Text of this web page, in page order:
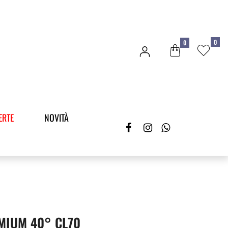
0 0
NOVITÀ
40° CL70